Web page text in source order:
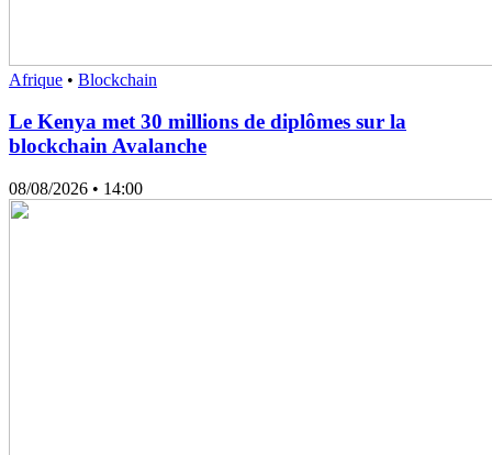
Afrique • Blockchain
Le Kenya met 30 millions de diplômes sur la
blockchain Avalanche
08/08/2026 • 14:00